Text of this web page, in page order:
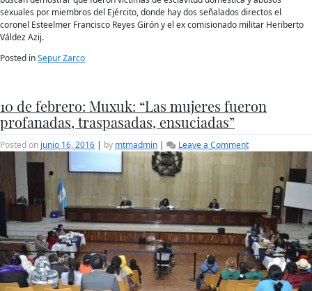
sexuales por miembros del Ejército, donde hay dos señalados directos el
coronel Esteelmer Francisco Reyes Girón y el ex comisionado militar Heriberto
Váldez Azij.
Posted inSepur Zarco
10 de febrero: Muxuk: “Las mujeres fueron
profanadas, traspasadas, ensuciadas”
Posted on junio 16, 2016 | by mtmadmin | Leave a Commenton
Muxuk:
“Las
mujeres
fueron
profanadas,
traspasadas,
ensuciadas”